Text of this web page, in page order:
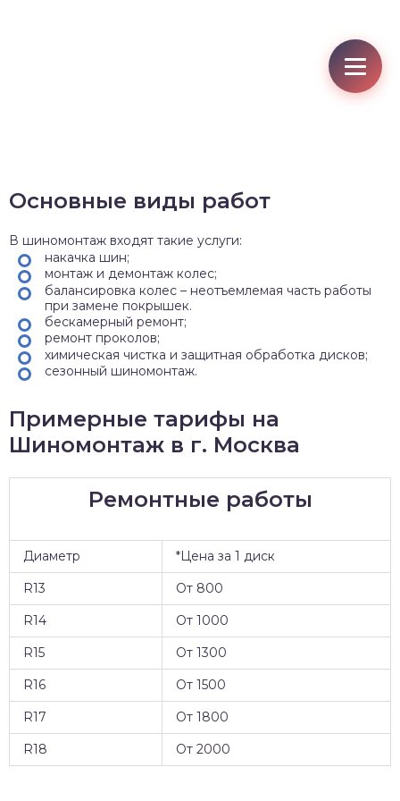
Основные виды работ
В шиномонтаж входят такие услуги:
накачка шин;
монтаж и демонтаж колес;
балансировка колес – неотъемлемая часть работы
при замене покрышек.
бескамерный ремонт;
ремонт проколов;
химическая чистка и защитная обработка дисков;
сезонный шиномонтаж.
Примерные тарифы на
Шиномонтаж в г. Москва
Ремонтные работы
Диаметр
*Цена за 1 диск
R13
От 800
R14
От 1000
R15
От 1300
R16
От 1500
R17
От 1800
R18
От 2000